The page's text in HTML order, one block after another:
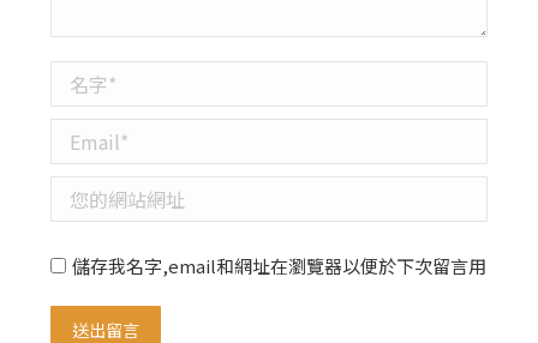
名字 *
Email *
您的網站網址
儲存我名字,email和網址在瀏覽器以便於下次留言用
送出留言